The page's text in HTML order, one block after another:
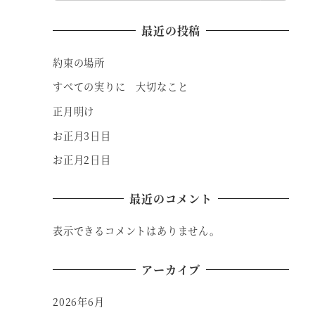
最近の投稿
約束の場所
すべての実りに 大切なこと
正月明け
お正月3日目
お正月2日目
最近のコメント
表示できるコメントはありません。
アーカイブ
2026年6月